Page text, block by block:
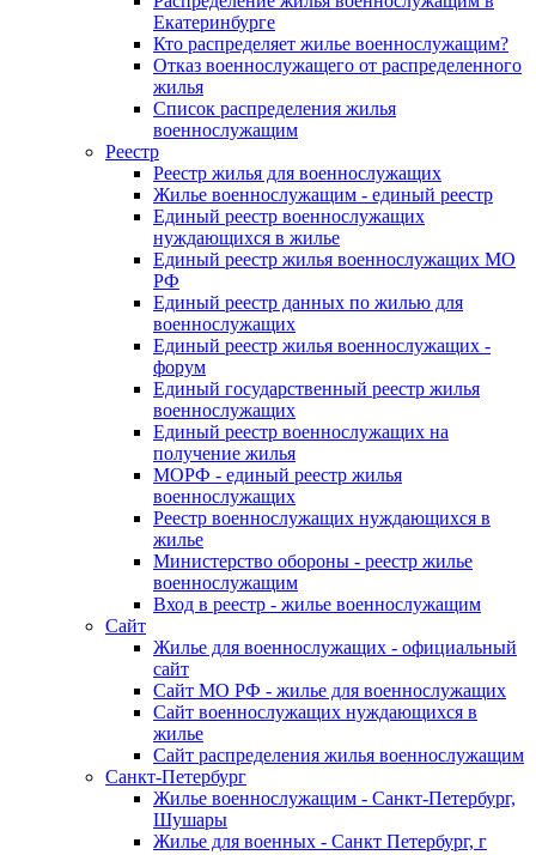
Екатеринбурге
Кто распределяет жилье военнослужащим?
Отказ военнослужащего от распределенного
жилья
Список распределения жилья
военнослужащим
Реестр
Реестр жилья для военнослужащих
Жилье военнослужащим - единый реестр
Единый реестр военнослужащих
нуждающихся в жилье
Единый реестр жилья военнослужащих МО
РФ
Единый реестр данных по жилью для
военнослужащих
Единый реестр жилья военнослужащих -
форум
Единый государственный реестр жилья
военнослужащих
Единый реестр военнослужащих на
получение жилья
МОРФ - единый реестр жилья
военнослужащих
Реестр военнослужащих нуждающихся в
жилье
Министерство обороны - реестр жилье
военнослужащим
Вход в реестр - жилье военнослужащим
Сайт
Жилье для военнослужащих - официальный
сайт
Сайт МО РФ - жилье для военнослужащих
Сайт военнослужащих нуждающихся в
жилье
Сайт распределения жилья военнослужащим
Санкт-Петербург
Жилье военнослужащим - Санкт-Петербург,
Шушары
Жилье для военных - Санкт Петербург, г